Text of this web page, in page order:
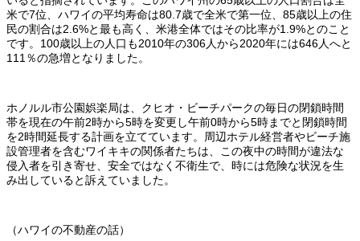
米で7位、ハワイの平均寿命は80.7歳で全米で第一位、85歳以上の住
民の割合は2.6%と最も高く、米港全体ではその比率が1.9%とのこと
です。100歳以上の人口も2010年の306人から2020年には646人へと
111％の急増となりました。
ホノルル市公園娯楽局は、クヒオ・ビーチパークの毎日の閉鎖時間
帯を現在の午前2時から5時を変更し午前0時から5時までと閉鎖時間
を2時間延長する計画を立てています。周辺ホテル経営者やビーチ施
設管理者を含むワイキキの関係者たちは、この夜中の時間が違法な
侵入者を引き寄せ、安全ではなく不衛生で、時には危険な状況を生
み出していると訴えていました。
（ハワイの不動産の話）